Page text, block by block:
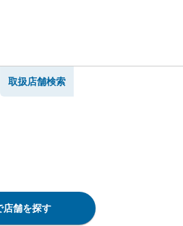
取扱店舗検索
店舗を探す